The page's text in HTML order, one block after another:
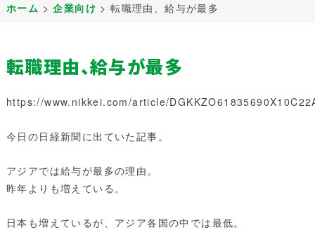
ホーム >企業向け >転職理由、給与が最多
転職理由、給与が最多
https://www.nikkei.com/article/
今日の日経新聞に出ていた記事。
アジアでは給与が最多の理由。
昨年よりも増えている。
日本も増えているが、アジア各国の中では最低。